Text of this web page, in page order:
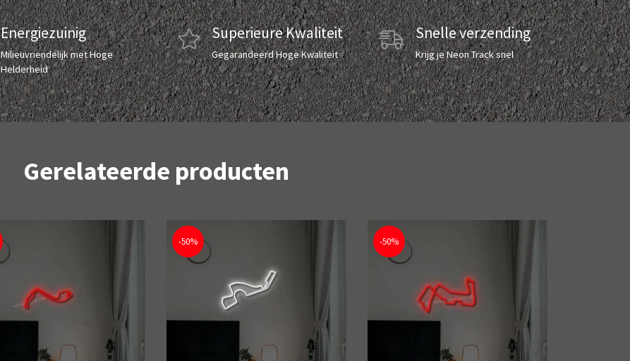
Energiezuinig
Milieuvriendelijk met Hoge
Helderheid
Superieure Kwaliteit
Gegarandeerd Hoge Kwaliteit
Snelle verzending
Krijg je Neon Track snel
Gerelateerde producten
-50% -50%